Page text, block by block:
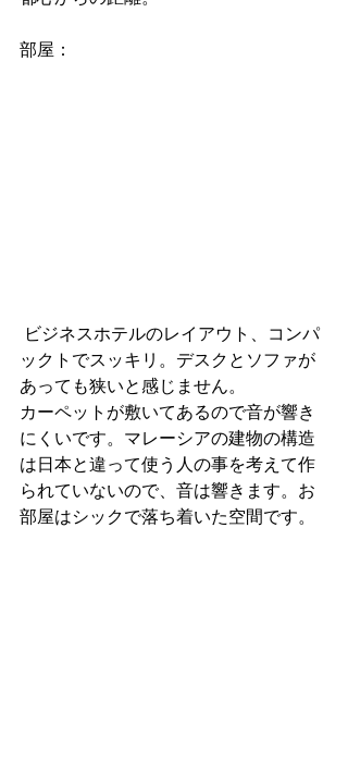
部屋：
ックトでスッキリ。デスクとソファが
あっても狭いと感じません。
カーペットが敷いてあるので音が響き
にくいです。マレーシアの建物の構造
は日本と違って使う人の事を考えて作
られていないので、音は響きます。お
部屋はシックで落ち着いた空間です。